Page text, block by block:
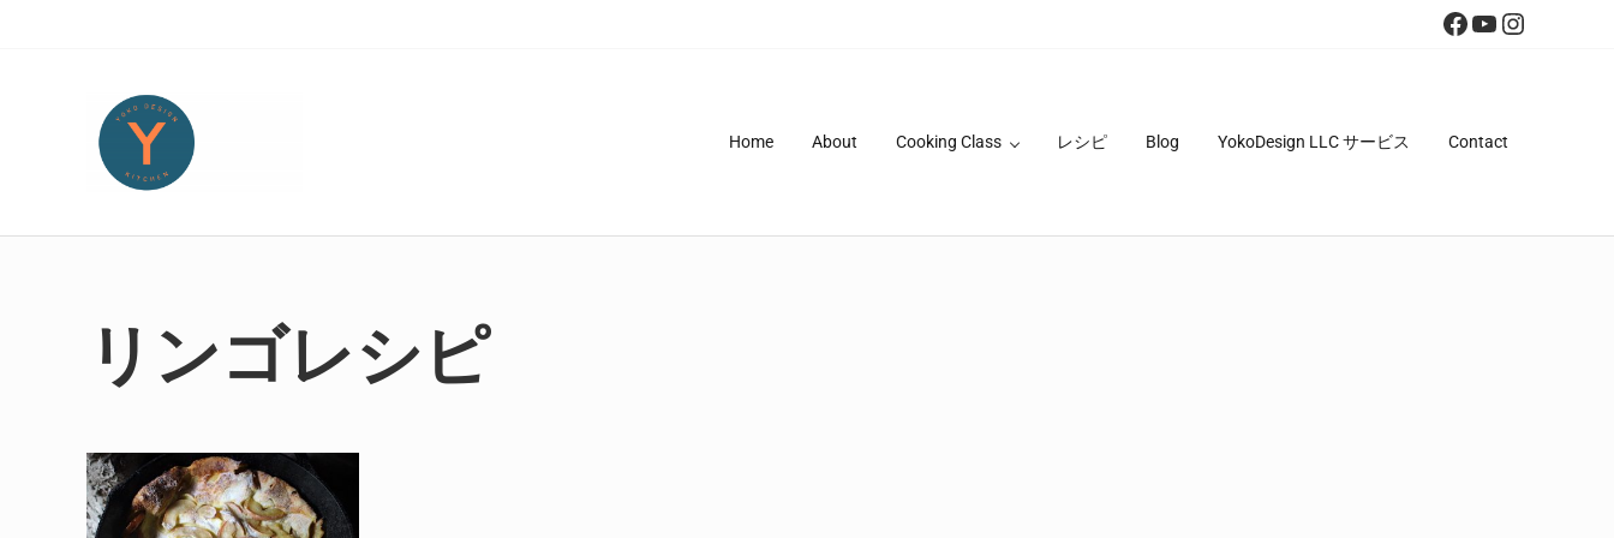
Facebook
YouTube
Home About Cooking Class レシピ Blog YokoDesign LLC サービス Contact
リンゴレシピ